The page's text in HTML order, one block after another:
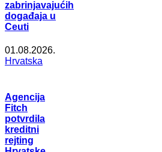
zabrinjavajućih
događaja u
Ceuti
01.08.2026.
Hrvatska
Agencija
Fitch
potvrdila
kreditni
rejting